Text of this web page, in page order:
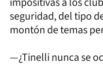
seguridad, del tipo
montón de temas
—¿Tinelli nunca se